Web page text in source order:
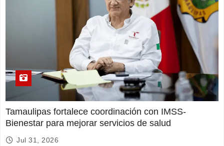
Tamaulipas fortalece coordinación con IMSS-
Bienestar para mejorar servicios de salud
Jul 31, 2026